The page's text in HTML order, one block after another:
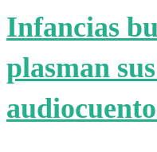
Infancias
plasman